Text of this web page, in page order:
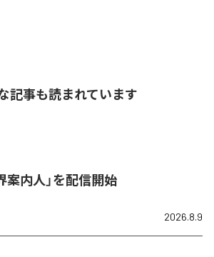
記事も読まれています
案内人」を配信開始
2026.8.9